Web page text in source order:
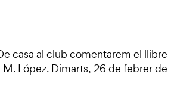
casa al club comentarem el llibre
López. Dimarts, 26 de febrer de